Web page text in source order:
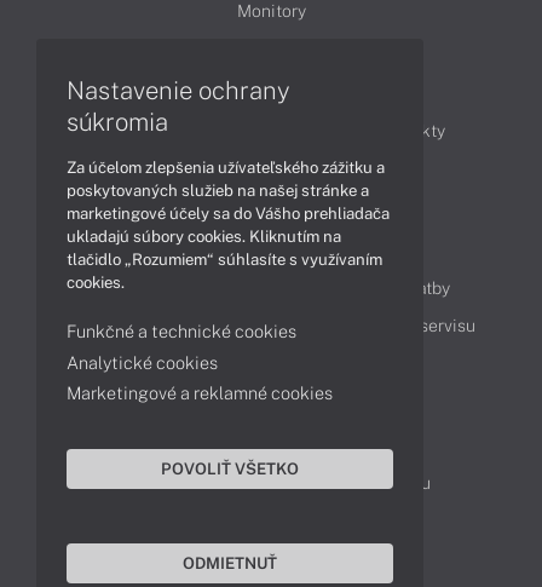
Monitory
Články
Obchodné informácie
Produkty
Technológie
Videá
Obsah
Ako nakupovať
Možnosti doručenia a platby
Podpora a servis
Servisné služby Cenník servisu
Kontakty
043 4224 771
Obchodné oddelenie
Reklamácia tovaru
Nastavenie ochrany
súkromia
Za účelom zlepšenia užívateľského zážitku a
poskytovaných služieb na našej stránke a
marketingové účely sa do Vášho prehliadača
ukladajú súbory cookies. Kliknutím na
tlačidlo „Rozumiem“ súhlasíte s využívaním
cookies.
Funkčné a technické cookies
Analytické cookies
Marketingové a reklamné cookies
POVOLIŤ VŠETKO
ODMIETNUŤ